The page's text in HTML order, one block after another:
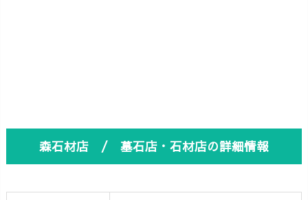
森石材店 / 墓石店・石材店の詳細情報